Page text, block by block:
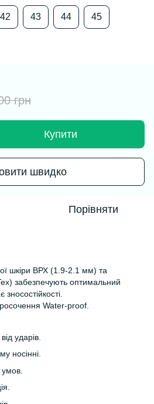
42 43 44 45
грн
Купити
швидко
Порівняти
шкіри ВРХ (1.9-2.1 мм) та
забезпечують оптимальний
Water-proof.
ударів.
носінні.
умов.